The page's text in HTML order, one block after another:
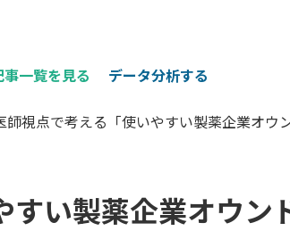
事一覧を見る データ分析する
師視点で考える「使いやすい製薬企業オウ
すい製薬企業オウン